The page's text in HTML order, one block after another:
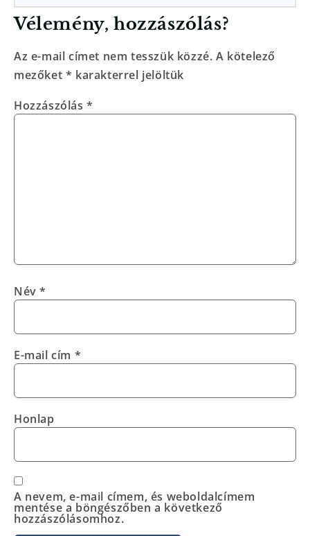
Vélemény, hozzászólás?
Az e-mail címet nem tesszük közzé. A kötelező
mezőket * karakterrel jelöltük
Hozzászólás*
Név*
E-mail cím *
Honlap
A nevem, e-mail címem, és weboldalcímem
mentése a böngészőben a következő
hozzászólásomhoz.